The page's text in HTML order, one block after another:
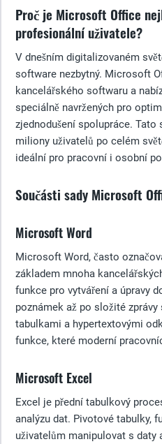
Proč je Microsoft Office
profesionální uživatele?
V dnešním digitalizovaném
software nezbytný. Microsoft
kancelářského softwaru a
speciálně navržených pro
zjednodušení spolupráce. Tato
miliony uživatelů po celém
ideální pro pracovní i osobní
Součásti sady Microsoft
Microsoft Word
Microsoft Word, často
základem mnoha
funkce pro vytváření a úpravy
poznámek až po složité
tabulkami a hypertextovými
funkce, které moderní
Microsoft Excel
Excel je přední tabulkový
analýzu dat. Pivotové tabulky,
uživatelům manipulovat s daty